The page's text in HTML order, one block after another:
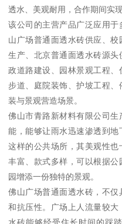
透水、美观耐用，合作期间实
该公司的主营产品广泛应用
山广场普通面透水砖供应、
生产、北京普通面透水砖源
政道路建设、园林景观工程
步道、庭院装饰、护坡工程
装与景观营造场景。
佛山市青路新材料有限公司
能，能够让雨水迅速渗透到
这样的公共场所，其美观性
丰富、款式多样，可以根据
园增添一份独特的景观。
佛山广场普通面透水砖，不
和抗压性。广场上人流量较